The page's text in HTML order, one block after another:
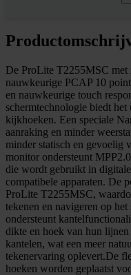
De ProLite T2255MSC
nauwkeurige PCAP 10
en nauwkeurige touch
schermtechnologie biedt
kijkhoeken. Een speciale
aanraking en minder
minder statisch en gevoelig
monitor ondersteunt
die wordt gebruikt in
compatibele apparaten. De
ProLite T2255MSC,
tekenen en navigeren op
ondersteunt
dikte en hoek van hun lijnen
kantelen, wat een meer
tekenervaring oplevert.De
hoeken worden geplaatst